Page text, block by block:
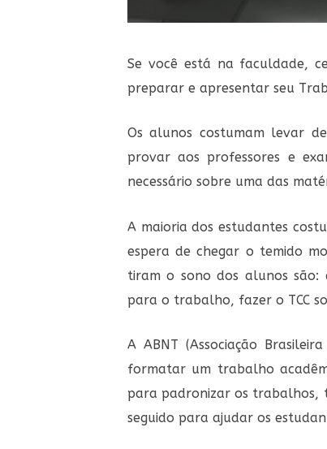
Se você está na faculdade,
preparar e apresentar seu
Os alunos costumam levar
provar aos professores e
necessário sobre uma das
A maioria dos estudantes
espera de chegar o temido
tiram o sono dos alunos são:
para o trabalho, fazer o TCC
A ABNT (Associação
formatar um trabalho
para padronizar os trabalhos,
seguido para ajudar os